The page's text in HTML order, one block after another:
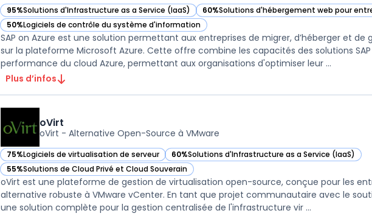
95%Solutions d'Infrastructure as a Service (IaaS)
— voir SAP on Azure dans cette catégorie 60%Solutions d'hébergement web pour
— voir SAP on Azure dans cette catégorie
50%Logiciels de contrôle du système d'information
— voir SAP on Azure dans cette catégorie
SAP on Azure est une solution permettant aux entreprises de migrer, d’héberger et de
sur la plateforme Microsoft Azure. Cette offre combine les capacités des solutions
performance du cloud Azure, permettant aux organisations d'optimiser leur ...
Plus d’infos
oVirt
oVirt - Alternative Open-Source à VMware
75%Logiciels de virtualisation de serveur
— voir oVirt dans cette catégorie 60%Solutions d'Infrastructure as a Service (IaaS)
— voir oVirt dans cette catégorie
55%Solutions de Cloud Privé et Cloud Souverain
— voir oVirt dans cette catégorie
oVirt est une plateforme de gestion de virtualisation open-source, conçue pour les
alternative robuste à VMware vCenter. En tant que projet communautaire avec le
une solution complète pour la gestion centralisée de l'infrastructure vir ...